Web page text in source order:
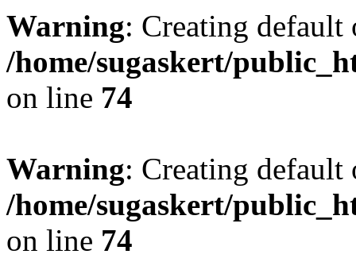
Warning: Creating
/home/sugaskert/
on line 74
Warning: Creating
/home/sugaskert/
on line 74